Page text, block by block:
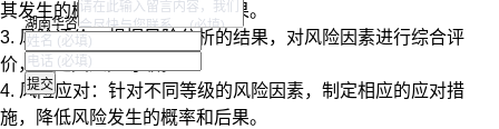
其发生的概率和可能造成的后果。
3. 风险评价：根据风险分析的结果，对风险因素进行综合评
价，确定其风险等级。
4. 风险应对：针对不同等级的风险因素，制定相应的应对措
施，降低风险发生的概率和后果。
湖南华咨